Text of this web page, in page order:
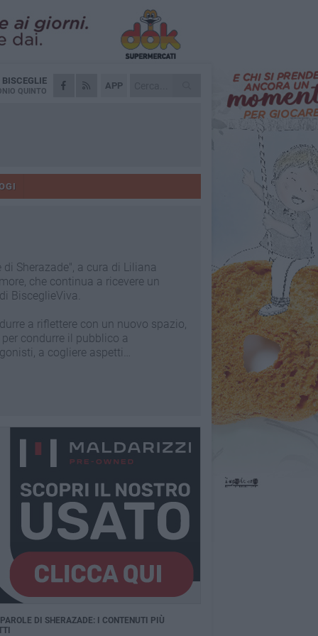
APP
BISCEGLIE
QUINTO
Sherazade", a cura di Liliana
che continua a ricevere un
BisceglieViva.
a riflettere con un nuovo spazio,
condurre il pubblico a
a cogliere aspetti
PAROLE DI SHERAZADE: I CONTENUTI PIÙ